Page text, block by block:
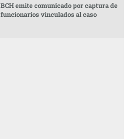
BCH emite comunicado por captura de
funcionarios vinculados al caso